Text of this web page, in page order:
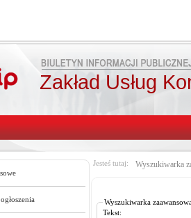
Zakład Usług
Jesteś tutaj: Wyszukiwarka
Wyszukiwarka
Tekst: